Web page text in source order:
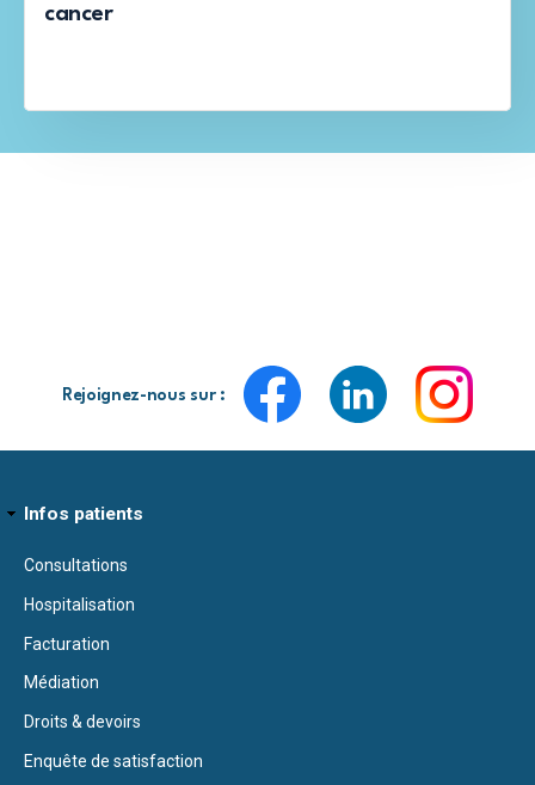
cancer
Rejoignez-nous sur :
Infos patients
Consultations
Hospitalisation
Facturation
Médiation
Droits & devoirs
Enquête de satisfaction